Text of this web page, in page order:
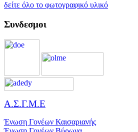
δείτε όλο το φωτογραφικό υλικό
Συνδεσμοι
Α.Σ.Γ.Μ.Ε
Ένωση Γονέων Καισαριανής